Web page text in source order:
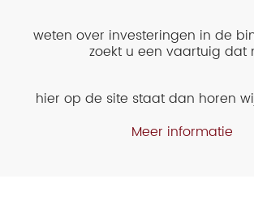
weten over investeringen in de
zoekt u een vaartuig dat
hier op de site staat dan horen
Meer informatie